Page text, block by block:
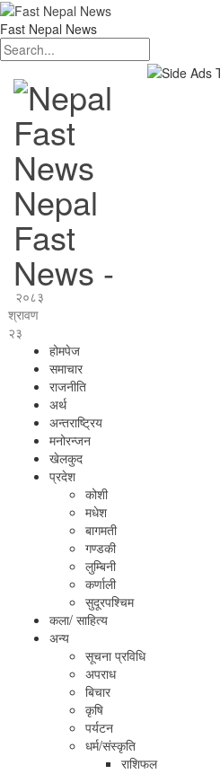
Fast Nepal News
Nepal
Fast
News -
२०८३
श्रावण
२३
होमपेज
समाचार
राजनीति
अर्थ
अन्तराष्ट्रिय
मनोरन्जन
खेलकुद
प्रदेश
कोशी
मधेश
बागमती
गण्डकी
लुम्बिनी
कर्णाली
सुदूरपश्चिम
कला/ साहित्य
अन्य
सूचना प्रविधि
अपराध
बिचार
कृषि
पर्यटन
धर्म/संस्कृति
राशिफल